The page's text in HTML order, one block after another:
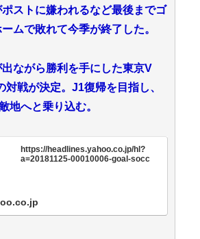
ストに嫌われるなど最後までゴ
ムで敗れて今季が終了した。
ながら勝利を手にした東京V
対戦が決定。J1復帰を目指し、
地へと乗り込む。
https://headlines.yahoo.co.jp/hl?
a=20181125-00010006-goal-socc